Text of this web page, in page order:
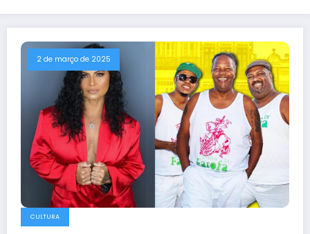
2 de março de 2025
CULTURA